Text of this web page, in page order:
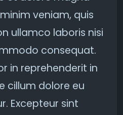
veniam, quis
ullamco laboris nisi
consequat.
in reprehenderit in
cillum dolore eu
Excepteur sint